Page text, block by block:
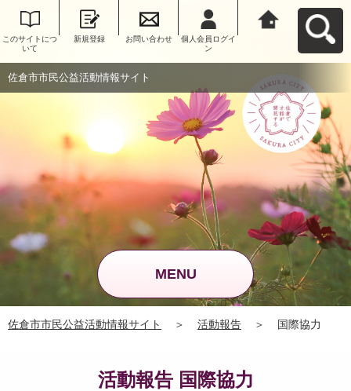
このサイトにつ
いて
新規登録 お問い合わせ
個人会員ログイ
ン
佐倉市市民公益活動情報サイト
MENU
佐倉市市民公益活動情報サイト ＞ 活動報告 ＞ 国際協力
活動報告 国際協力